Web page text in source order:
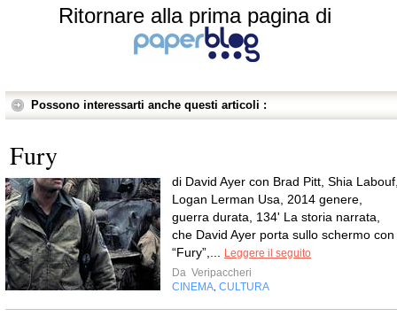
Ritornare alla prima pagina di
Possono interessarti anche questi articoli :
Fury
di David Ayer con Brad Pitt, Shia
Logan Lerman Usa, 2014 genere,
guerra durata, 134' La storia narrata,
che David Ayer porta sullo schermo con
“Fury”,...
Leggere il seguito
Da Veripaccheri
CINEMA CULTURA